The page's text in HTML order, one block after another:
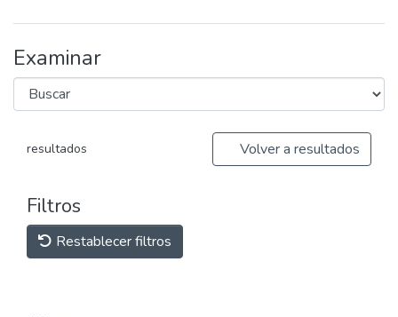
Examinar
resultados Volver a resultados
Filtros
Restablecer filtros